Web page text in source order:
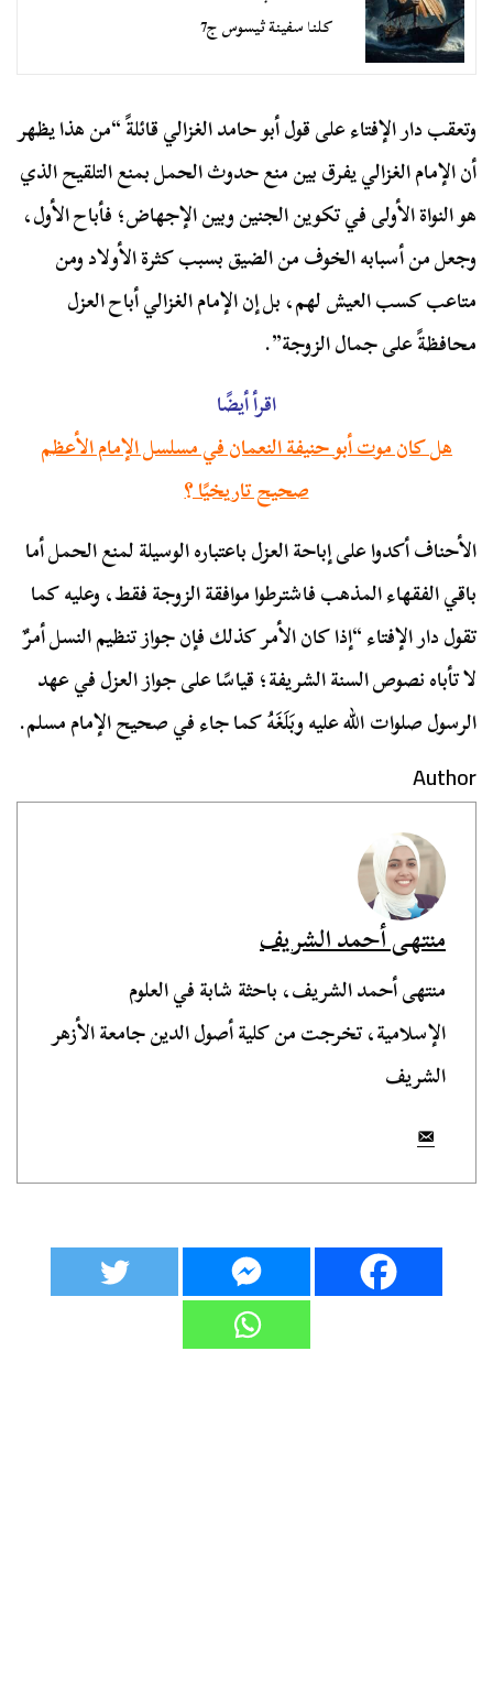
كلنا سفينة ثيسوس ج7
وتعقب دار الإفتاء على قول أبو حامد الغزالي قائلةً “من هذا يظهر
أن الإمام الغزالي يفرق بين منع حدوث الحمل بمنع التلقيح الذي
هو النواة الأولى في تكوين الجنين وبين الإجهاض؛ فأباح الأول،
وجعل من أسبابه الخوف من الضيق بسبب كثرة الأولاد ومن
متاعب كسب العيش لهم، بل إن الإمام الغزالي أباح العزل
محافظةً على جمال الزوجة”.
اقرأ أيضًا
هل كان موت أبو حنيفة النعمان في مسلسل الإمام الأعظم
صحيح تاريخيًا ؟
الأحناف أكدوا على إباحة العزل باعتباره الوسيلة لمنع الحمل أما
باقي الفقهاء المذهب فاشترطوا موافقة الزوجة فقط، وعليه كما
تقول دار الإفتاء “إذا كان الأمر كذلك فإن جواز تنظيم النسل أمرٌ
لا تأباه نصوص السنة الشريفة؛ قياسًا على جواز العزل في عهد
الرسول صلوات الله عليه وبَلَغَهُ كما جاء في صحيح الإمام مسلم.
Author
منتهى أحمد الشريف
منتهى أحمد الشريف، باحثة شابة في العلوم
الإسلامية، تخرجت من كلية أصول الدين جامعة الأزهر
الشريف